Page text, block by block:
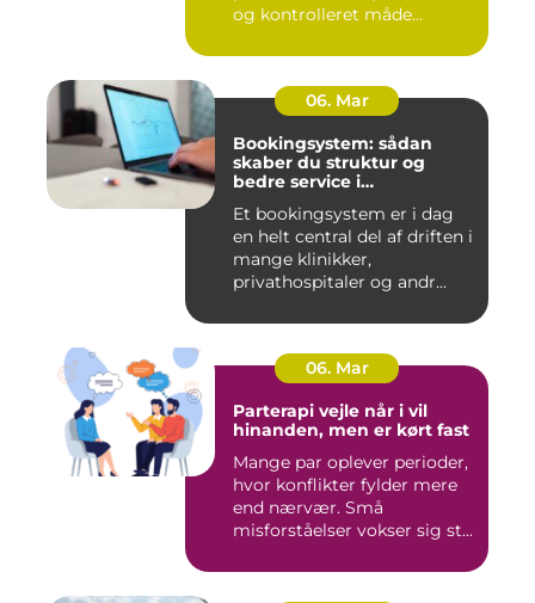
og kontrolleret måde...
06. Mar
Bookingsystem: sådan
skaber du struktur og
bedre service i
Et bookingsystem er i dag
en helt central del af driften i
mange klinikker,
privathospitaler og andr...
06. Mar
Parterapi vejle når i vil
hinanden, men er kørt fast
Mange par oplever perioder,
hvor konflikter fylder mere
end nærvær. Små
misforståelser vokser sig st...